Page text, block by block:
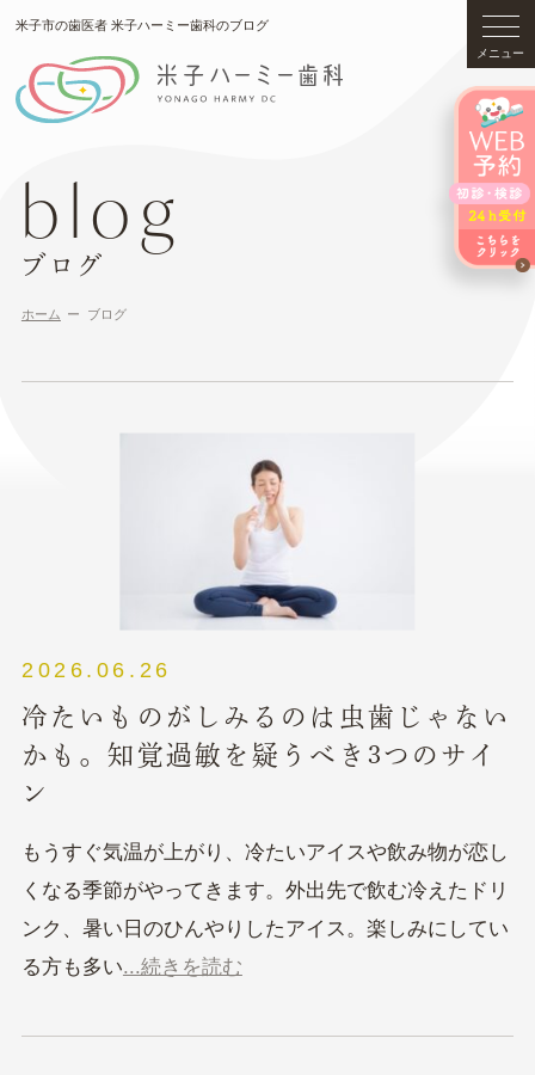
米子市の歯医者 米子ハーミー歯科のブログ
メニュー
blog
ブログ
ホーム ブログ
2026.06.26
冷たいものがしみるのは虫歯じゃない
かも。知覚過敏を疑うべき3つのサイ
ン
もうすぐ気温が上がり、冷たいアイスや飲み物が恋し
くなる季節がやってきます。外出先で飲む冷えたドリ
ンク、暑い日のひんやりしたアイス。楽しみにしてい
る方も多い...続きを読む